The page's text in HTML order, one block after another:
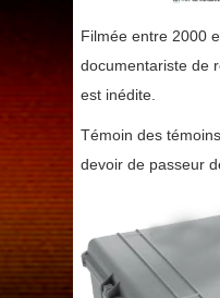
Filmée entre 2000
documentariste de
est inédite.
Témoin des
devoir de passeur